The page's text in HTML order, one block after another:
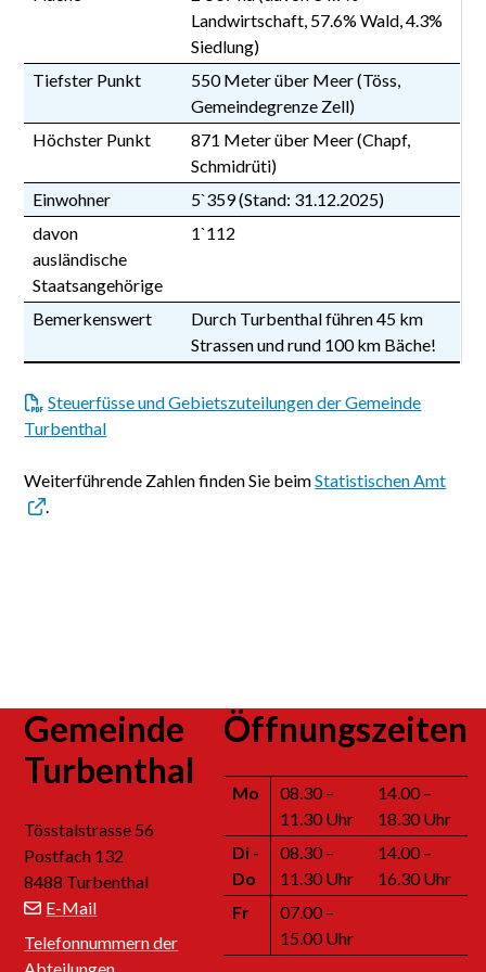
Landwirtschaft, 57.6% Wald, 4.3%
Siedlung)
Tiefster Punkt
550 Meter über Meer (Töss,
Gemeindegrenze Zell)
Höchster Punkt
871 Meter über Meer (Chapf,
Schmidrüti)
Einwohner
5`359 (Stand: 31.12.2025)
davon
ausländische
Staatsangehörige
1`112
Bemerkenswert
Durch Turbenthal führen 45 km
Strassen und rund 100 km Bäche!
Steuerfüsse und Gebietszuteilungen der Gemeinde
Turbenthal
Weiterführende Zahlen finden Sie beimStatistischen Amt
Footer
Gemeinde
Turbenthal
Tösstalstrasse 56
Postfach 132
8488 Turbenthal
E-Mail
Telefonnummern der
Abteilungen
Öffnungszeiten
Mo
08.30 –
11.30 Uhr
14.00 –
18.30 Uhr
Di -
Do
08.30 –
11.30 Uhr
14.00 –
16.30 Uhr
Fr
07.00 –
15.00 Uhr